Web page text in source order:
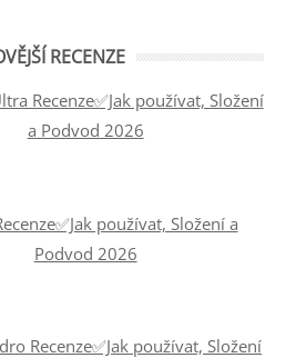
RECENZE
Recenze✅Jak používat, Složení
a Podvod 2026
používat, Složení a
Podvod 2026
Recenze✅Jak používat, Složení